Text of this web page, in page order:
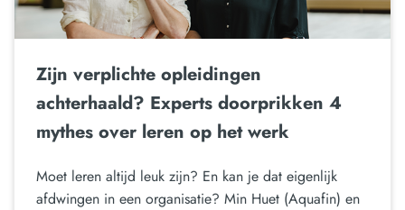
Zijn verplichte opleidingen
achterhaald? Experts doorprikken 4
mythes over leren op het werk
Moet leren altijd leuk zijn? En kan je dat eigenlijk
afdwingen in een organisatie? Min Huet (Aquafin) en